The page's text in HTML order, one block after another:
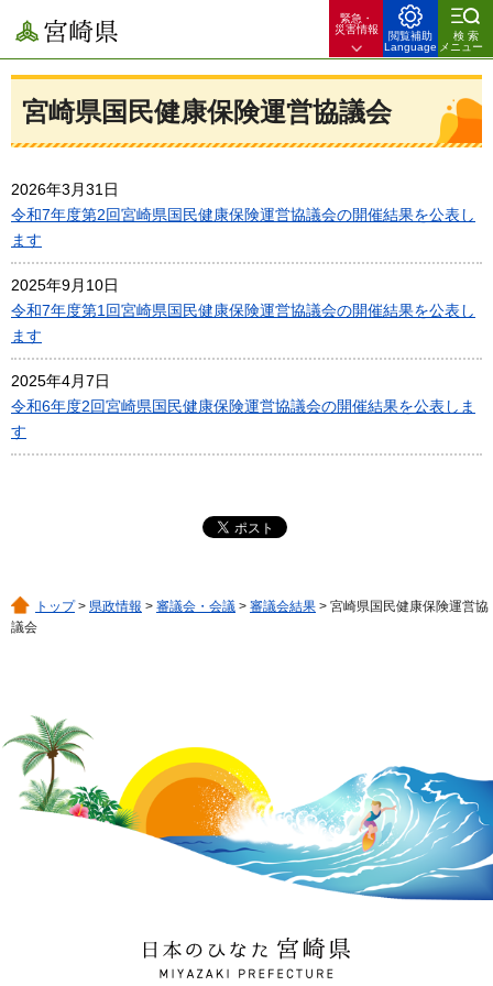
宮崎県
緊急・
災害情報
閲覧補助
Language
検索
メニュー
宮崎県国民健康保険運営協議会
2026年3月31日
令和7年度第2回宮崎県国民健康保険運営協議会の開催結果を公表し
ます
2025年9月10日
令和7年度第1回宮崎県国民健康保険運営協議会の開催結果を公表し
ます
2025年4月7日
令和6年度2回宮崎県国民健康保険運営協議会の開催結果を公表しま
す
トップ> 県政情報 > 審議会・会議 > 審議会結果 > 宮崎県国民健康保険運営協
議会
日本のひなた 宮崎県
MIYAZAKI PREFECTURE